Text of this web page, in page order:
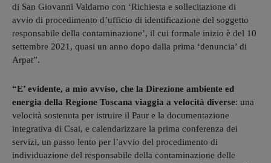
di San Giovanni Valdarno con ‘Richiesta e sollecitazione di
avvio di procedimento d’ufficio di identificazione del soggetto
responsabile della contaminazione’, il cui formale inizio è del 10
settembre 2021, quasi un anno dopo dalla prima ‘denuncia’ di
Arpat”.
“E’ evidente, a mio avviso, che la Direzione ambiente ed
energia della Regione Toscana viaggia a velocità diverse: una
velocità sostenuta per istruire il Paur e la documentazione
integrativa di Csai, e calendarizzare la prima conferenza dei
servizi, un passo lento per l’avvio del procedimento di
individuazione del responsabile della contaminazione delle